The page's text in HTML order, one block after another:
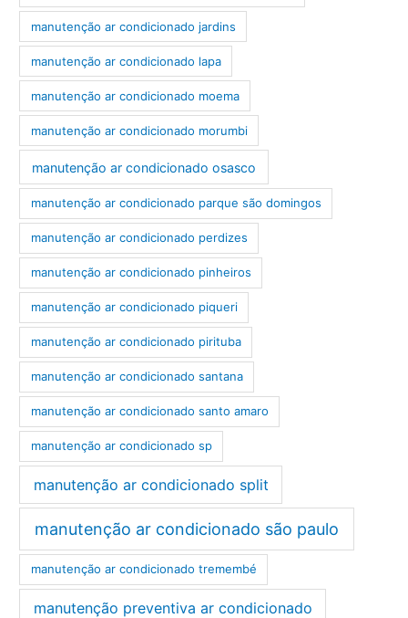
manutenção ar condicionado jardins
manutenção ar condicionado lapa
manutenção ar condicionado moema
manutenção ar condicionado morumbi
manutenção ar condicionado osasco
manutenção ar condicionado parque são domingos
manutenção ar condicionado perdizes
manutenção ar condicionado pinheiros
manutenção ar condicionado piqueri
manutenção ar condicionado pirituba
manutenção ar condicionado santana
manutenção ar condicionado santo amaro
manutenção ar condicionado sp
manutenção ar condicionado split
manutenção ar condicionado são paulo
manutenção ar condicionado tremembé
manutenção preventiva ar condicionado